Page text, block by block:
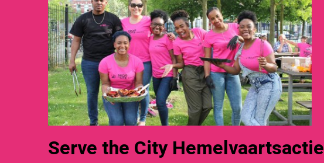
Serve the City Hemelvaartsactie